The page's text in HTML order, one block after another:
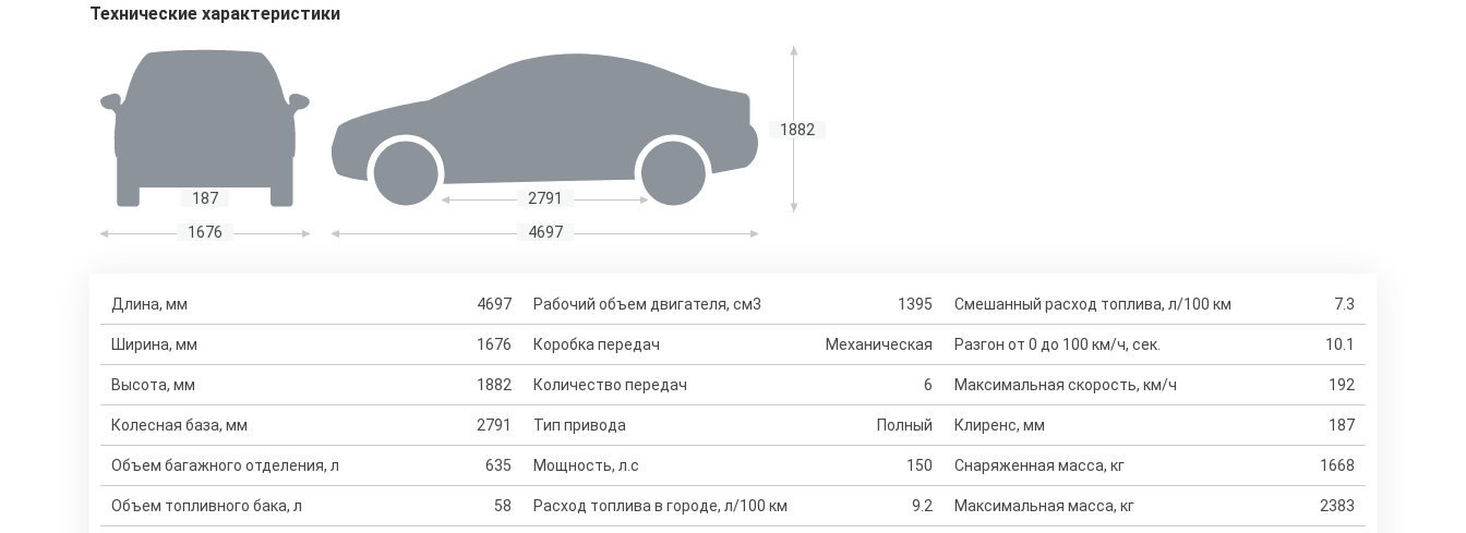
Технические характеристики
187
1676
2791
1882
4697
Длина, мм 4697
Ширина, мм 1676
Высота, мм 1882
Колесная база, мм 2791
Объем багажного отделения, л 635
Объем топливного бака, л 58
Рабочий объем двигателя, см3 1395
Коробка передач Механическая
Количество передач 6
Тип привода Полный
Мощность, л.с 150
Расход топлива в городе, л/100 км 9.2
Смешанный расход топлива, л/100 км 7.3
Разгон от 0 до 100 км/ч, сек. 10.1
Максимальная скорость, км/ч 192
Клиренс, мм 187
Снаряженная масса, кг 1668
Максимальная масса, кг 2383